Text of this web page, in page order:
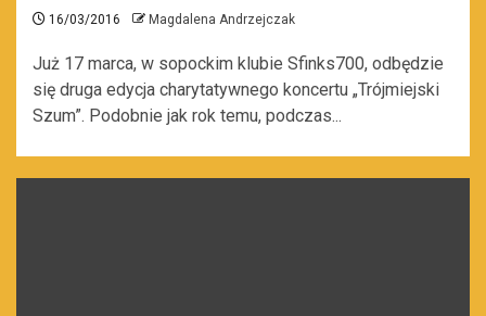
16/03/2016 Magdalena Andrzejczak
Już 17 marca, w sopockim klubie Sfinks700, odbędzie
się druga edycja charytatywnego koncertu „Trójmiejski
Szum”. Podobnie jak rok temu, podczas...